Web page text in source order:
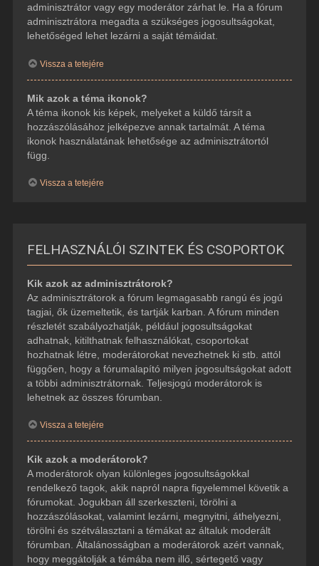
adminisztrátor vagy egy moderátor zárhat le. Ha a fórum
adminisztrátora megadta a szükséges jogosultságokat,
lehetőséged lehet lezárni a saját témáidat.
Vissza a tetejére
Mik azok a téma ikonok?
A téma ikonok kis képek, melyeket a küldő társít a
hozzászólásához jelképezve annak tartalmát. A téma
ikonok használatának lehetősége az adminisztrátortól
függ.
Vissza a tetejére
FELHASZNÁLÓI SZINTEK ÉS CSOPORTOK
Kik azok az adminisztrátorok?
Az adminisztrátorok a fórum legmagasabb rangú és jogú
tagjai, ők üzemeltetik, és tartják karban. A fórum minden
részletét szabályozhatják, például jogosultságokat
adhatnak, kitilthatnak felhasználókat, csoportokat
hozhatnak létre, moderátorokat nevezhetnek ki stb. attól
függően, hogy a fórumalapító milyen jogosultságokat adott
a többi adminisztrátornak. Teljesjogú moderátorok is
lehetnek az összes fórumban.
Vissza a tetejére
Kik azok a moderátorok?
A moderátorok olyan különleges jogosultságokkal
rendelkező tagok, akik napról napra figyelemmel követik a
fórumokat. Jogukban áll szerkeszteni, törölni a
hozzászólásokat, valamint lezárni, megnyitni, áthelyezni,
törölni és szétválasztani a témákat az általuk moderált
fórumban. Általánosságban a moderátorok azért vannak,
hogy meggátolják a témába nem illő, sértegető vagy